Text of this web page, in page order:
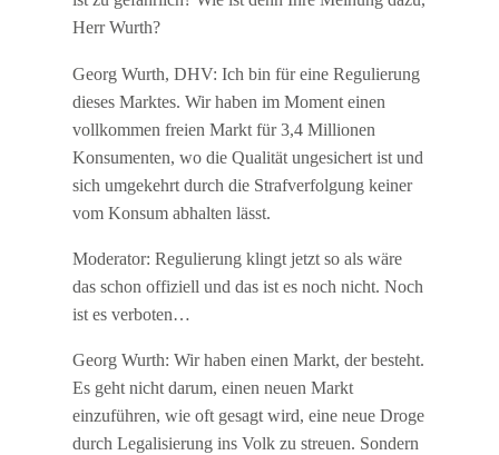
Herr Wurth?
Georg Wurth, DHV: Ich bin für eine Regulierung
dieses Marktes. Wir haben im Moment einen
vollkommen freien Markt für 3,4 Millionen
Konsumenten, wo die Qualität ungesichert ist und
sich umgekehrt durch die Strafverfolgung keiner
vom Konsum abhalten lässt.
Moderator: Regulierung klingt jetzt so als wäre
das schon offiziell und das ist es noch nicht. Noch
ist es verboten…
Georg Wurth: Wir haben einen Markt, der besteht.
Es geht nicht darum, einen neuen Markt
einzuführen, wie oft gesagt wird, eine neue Droge
durch Legalisierung ins Volk zu streuen. Sondern